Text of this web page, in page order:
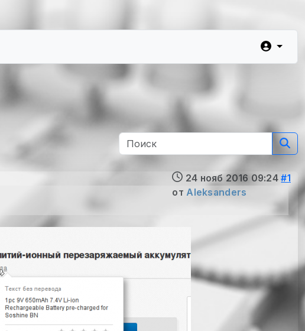
24 нояб 2016 09:24 #1
от Aleksanders